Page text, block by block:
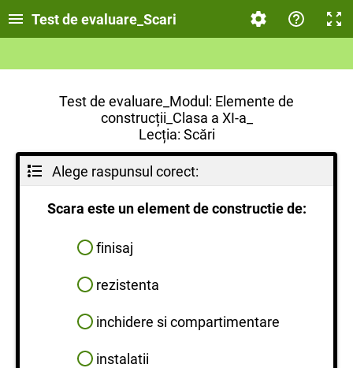
Test de evaluare_Scari
Test de evaluare_Modul: Elemente de
construcții_Clasa a XI-a_
Lecția: Scări
Alege raspunsul corect:
Scara este un element de constructie de:
finisaj
rezistenta
inchidere si compartimentare
instalatii